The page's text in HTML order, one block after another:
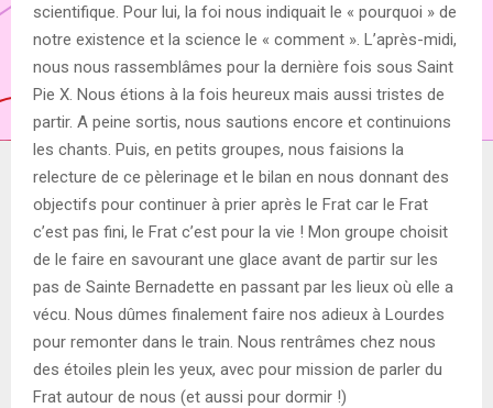
scientifique. Pour lui, la foi nous indiquait le « pourquoi » de
notre existence et la science le « comment ». L’après-midi,
nous nous rassemblâmes pour la dernière fois sous Saint
Pie X. Nous étions à la fois heureux mais aussi tristes de
partir. A peine sortis, nous sautions encore et continuions
les chants. Puis, en petits groupes, nous faisions la
relecture de ce pèlerinage et le bilan en nous donnant des
objectifs pour continuer à prier après le Frat car le Frat
c’est pas fini, le Frat c’est pour la vie ! Mon groupe choisit
de le faire en savourant une glace avant de partir sur les
pas de Sainte Bernadette en passant par les lieux où elle a
vécu. Nous dûmes finalement faire nos adieux à Lourdes
pour remonter dans le train. Nous rentrâmes chez nous
des étoiles plein les yeux, avec pour mission de parler du
Frat autour de nous (et aussi pour dormir !)